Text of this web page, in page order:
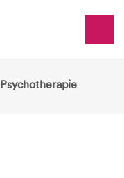
Psychotherapie